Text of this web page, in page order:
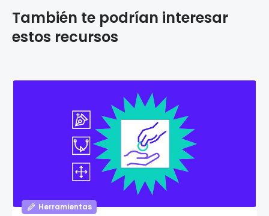
También te podrían interesar
estos recursos
Herramientas